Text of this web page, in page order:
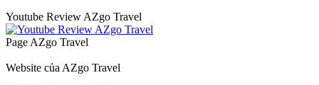
Youtube Review AZgo Travel
Page AZgo Travel
Website của AZgo Travel